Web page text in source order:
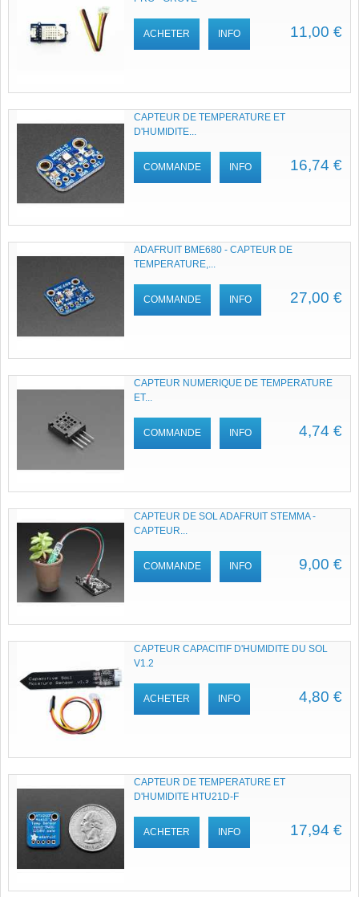
11,00 €
ACHETER INFO
CAPTEUR DE TEMPERATURE ET
D'HUMIDITE...
16,74 €
COMMANDE INFO
ADAFRUIT BME680 - CAPTEUR DE
TEMPERATURE,...
27,00 €
COMMANDE INFO
CAPTEUR NUMERIQUE DE TEMPERATURE
ET...
4,74 €
COMMANDE INFO
CAPTEUR DE SOL ADAFRUIT STEMMA -
CAPTEUR...
9,00 €
COMMANDE INFO
CAPTEUR CAPACITIF D'HUMIDITE DU SOL
V1.2
4,80 €
ACHETER INFO
CAPTEUR DE TEMPERATURE ET
D'HUMIDITE HTU21D-F
17,94 €
ACHETER INFO